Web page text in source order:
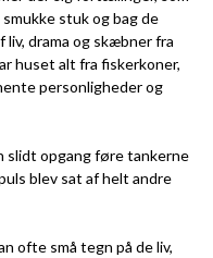
stuk og bag de
drama og skæbner fra
huset alt fra fiskerkoner,
personligheder og
slidt opgang føre tankerne
blev sat af helt andre
ofte små tegn på de liv,